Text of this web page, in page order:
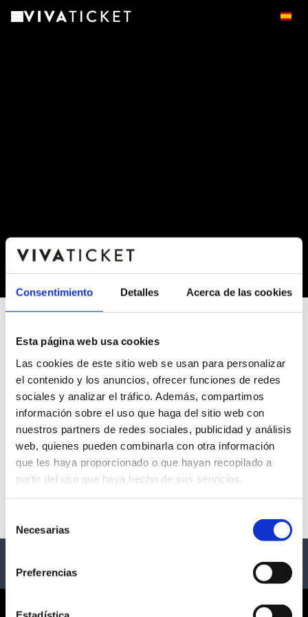
Consentimiento Detalles Acerca de las cookies
Esta página web usa cookies
Las cookies de este sitio web se usan para personalizar
el contenido y los anuncios, ofrecer funciones de redes
sociales y analizar el tráfico. Además, compartimos
información sobre el uso que haga del sitio web con
nuestros partners de redes sociales, publicidad y análisis
web, quienes pueden combinarla con otra información
que les haya proporcionado o que hayan recopilado a
partir del uso que haya hecho de sus servicios.
Necesarias
Preferencias
SIERRA SUR
ECOFESTIVAL 2026